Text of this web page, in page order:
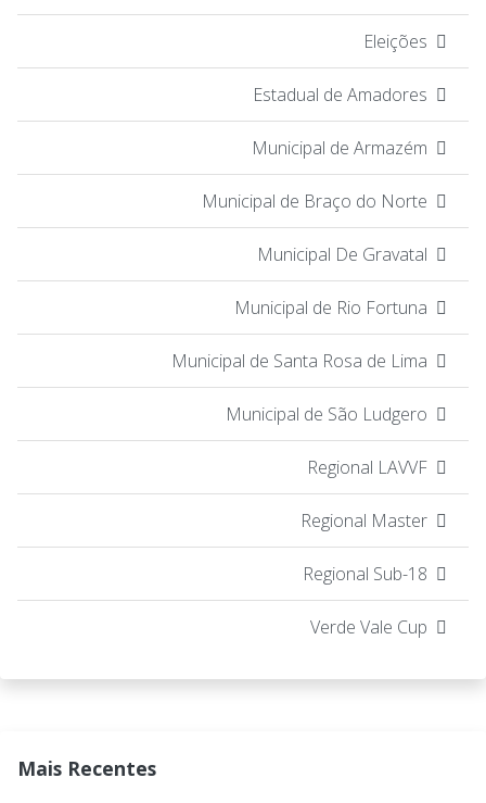
Eleições
Estadual de Amadores
Municipal de Armazém
Municipal de Braço do Norte
Municipal De Gravatal
Municipal de Rio Fortuna
Municipal de Santa Rosa de Lima
Municipal de São Ludgero
Regional LAVVF
Regional Master
Regional Sub-18
Verde Vale Cup
Mais Recentes